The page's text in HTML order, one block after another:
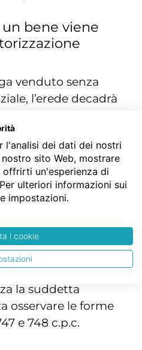
un bene viene
venduto senza
l’erede decadrà
un bene (anche
o compiendo
diviene erede
dei debiti
anche se
ipotecabeni ereditari, o
la suddetta
osservare le forme
e 748 c.p.c.
l'analisi dei dati dei nostri
sito Web, mostrare
un'esperienza di
ulteriori informazioni sui
impostazioni.
i cookie